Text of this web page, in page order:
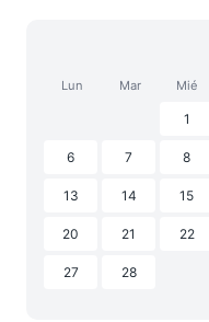
Lun Mar Mié
1
6 7 8
13 14 15
20 21 22
27 28